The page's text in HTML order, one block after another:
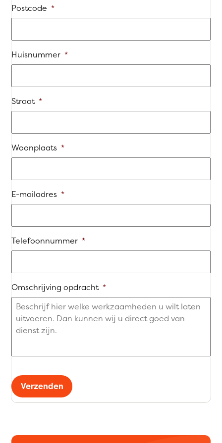
Postcode *
Huisnummer *
Straat *
Woonplaats *
E-mailadres *
Telefoonnummer *
Omschrijving opdracht *
Verzenden